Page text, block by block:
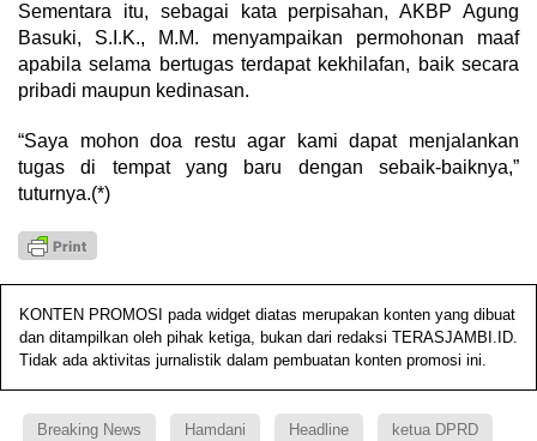
Sementara itu, sebagai kata perpisahan, AKBP Agung
Basuki, S.I.K., M.M. menyampaikan permohonan maaf
apabila selama bertugas terdapat kekhilafan, baik secara
pribadi maupun kedinasan.
“Saya mohon doa restu agar kami dapat menjalankan
tugas di tempat yang baru dengan sebaik-baiknya,”
tuturnya.(*)
KONTEN PROMOSI pada widget diatas merupakan konten yang dibuat
dan ditampilkan oleh pihak ketiga, bukan dari redaksi TERASJAMBI.ID.
Tidak ada aktivitas jurnalistik dalam pembuatan konten promosi ini.
Breaking News Hamdani Headline ketua DPRD